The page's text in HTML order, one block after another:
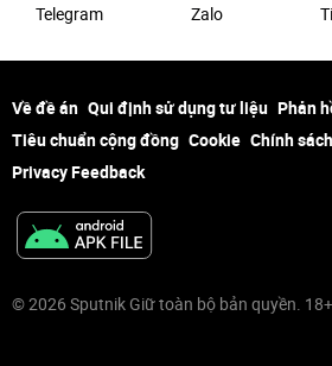
Telegram Zalo
Về đề án Qui định sử dụng tư liệu Phản
Tiêu chuẩn cộng đồng Cookie Chính
Privacy Feedback
© 2026 Sputnik Giữ toàn bộ bản quyền. 18+